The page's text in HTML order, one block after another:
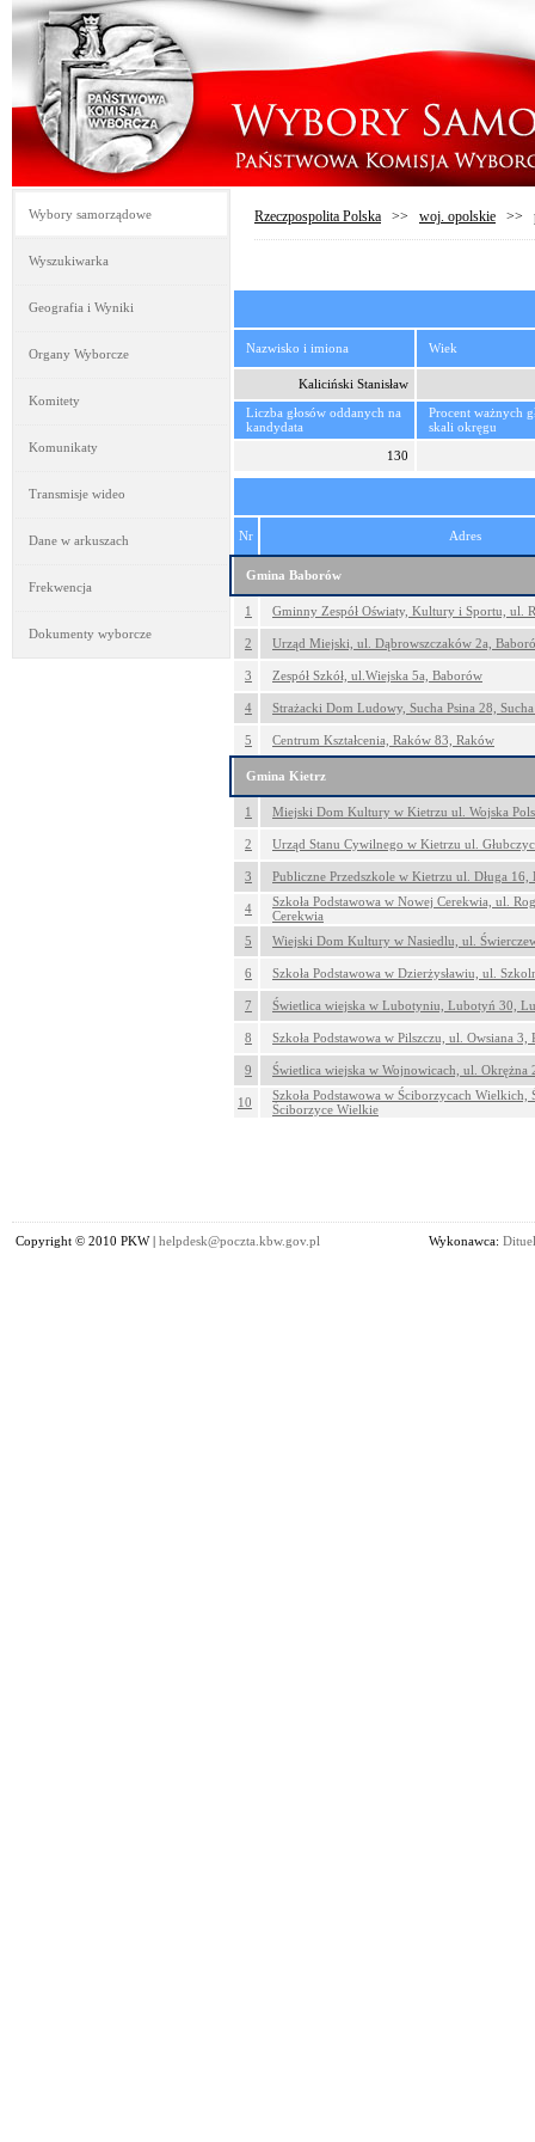
Wybory samorządowe
Wyszukiwarka
Geografia i Wyniki
Organy Wyborcze
Komitety
Komunikaty
Transmisje wideo
Dane w arkuszach
Frekwencja
Dokumenty wyborcze
Rzeczpospolita Polska >> woj. opolskie >>
Nazwisko i imiona Wiek
Kaliciński Stanisław
Liczba głosów oddanych na
kandydata
Procent ważnych
skali okręgu
130
Nr Adres
Gmina Baborów
1 Gminny Zespół Oświaty, Kultury i Sportu, ul.
2 Urząd Miejski, ul. Dąbrowszczaków 2a,
3 Zespół Szkół, ul.Wiejska 5a, Baborów
4 Strażacki Dom Ludowy, Sucha Psina 28, Sucha
5 Centrum Kształcenia, Raków 83, Raków
Gmina Kietrz
1 Miejski Dom Kultury w Kietrzu ul. Wojska
2 Urząd Stanu Cywilnego w Kietrzu ul.
3 Publiczne Przedszkole w Kietrzu ul. Długa 16,
4
Szkoła Podstawowa w Nowej Cerekwia, ul.
Cerekwia
5
Wiejski Dom Kultury w Nasiedlu, ul.
6 Szkoła Podstawowa w Dzierżysławiu, ul.
7 Świetlica wiejska w Lubotyniu, Lubotyń 30,
8 Szkoła Podstawowa w Pilszczu, ul. Owsiana 3,
9 Świetlica wiejska w Wojnowicach, ul. Okrężna
10
Szkoła Podstawowa w Ściborzycach
Ściborzyce Wielkie
Copyright © 2010 PKW | helpdesk@poczta.kbw.gov.pl Wykonawca: